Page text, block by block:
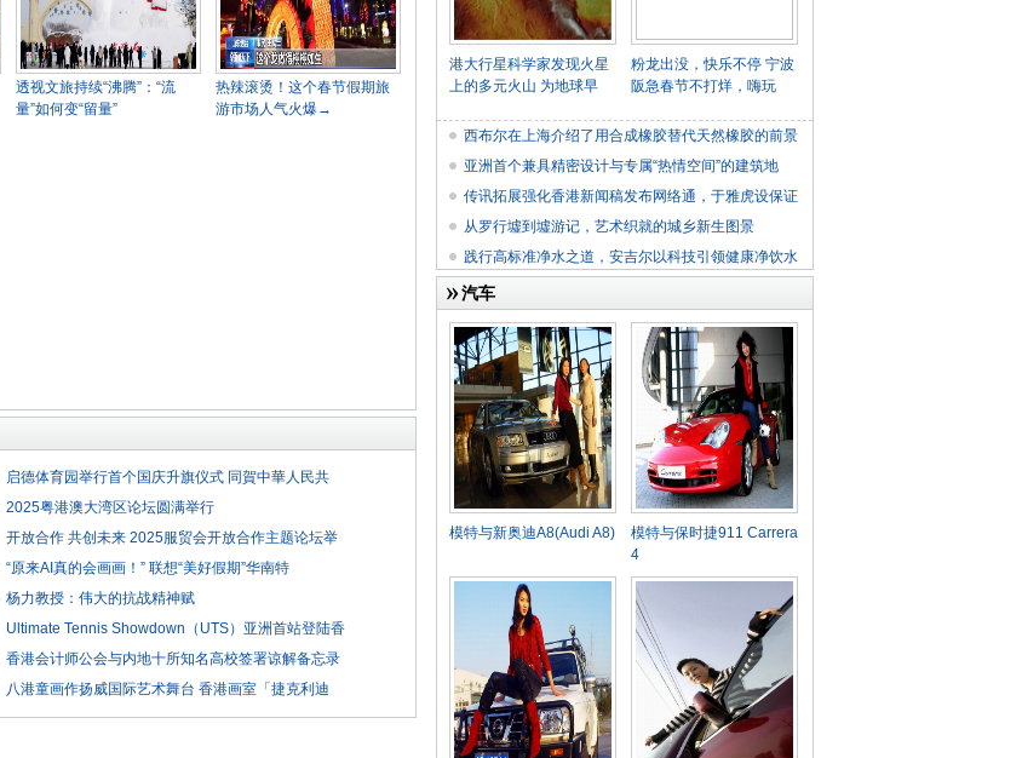
透视文旅持续“沸腾”：“流
量”如何变“留量”
热辣滚烫！这个春节假期旅
游市场人气火爆→
启德体育园举行首个国庆升旗仪式 同賀中華人民共
2025粤港澳大湾区论坛圆满举行
开放合作 共创未来 2025服贸会开放合作主题论坛举
“原来AI真的会画画！” 联想“美好假期”华南特
杨力教授：伟大的抗战精神赋
Ultimate Tennis Showdown（UTS）亚洲首站登陆香
香港会计师公会与内地十所知名高校签署谅解备忘录
八港童画作扬威国际艺术舞台 香港画室「捷克利迪
港大行星科学家发现火星
上的多元火山 为地球早
粉龙出没，快乐不停 宁波
阪急春节不打烊，嗨玩
西布尔在上海介绍了用合成橡胶替代天然橡胶的前景
亚洲首个兼具精密设计与专属“热情空间”的建筑地
传讯拓展强化香港新闻稿发布网络通，于雅虎设保证
从罗行墟到墟游记，艺术织就的城乡新生图景
践行高标准净水之道，安吉尔以科技引领健康净饮水
汽车
模特与新奥迪A8(Audi A8)
模特与保时捷911 Carrera
4